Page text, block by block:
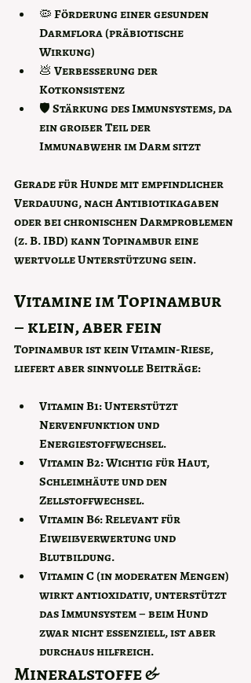
🦠 Förderung einer gesunden
Darmflora (präbiotische
Wirkung)
💩 Verbesserung der
Kotkonsistenz
🛡️ Stärkung des Immunsystems, da
ein großer Teil der
Immunabwehr im Darm sitzt
Gerade für Hunde mit empfindlicher
Verdauung, nach Antibiotikagaben
oder bei chronischen Darmproblemen
(z. B. IBD) kann Topinambur eine
wertvolle Unterstützung sein.
Vitamine im Topinambur
– klein, aber fein
Topinambur ist kein Vitamin-Riese,
liefert aber sinnvolle Beiträge:
Vitamin B1: Unterstützt
Nervenfunktion und
Energiestoffwechsel.
Vitamin B2: Wichtig für Haut,
Schleimhäute und den
Zellstoffwechsel.
Vitamin B6: Relevant für
Eiweißverwertung und
Blutbildung.
Vitamin C (in moderaten Mengen)
wirkt antioxidativ, unterstützt
das Immunsystem – beim Hund
zwar nicht essenziell, ist aber
durchaus hilfreich.
Mineralstoffe &